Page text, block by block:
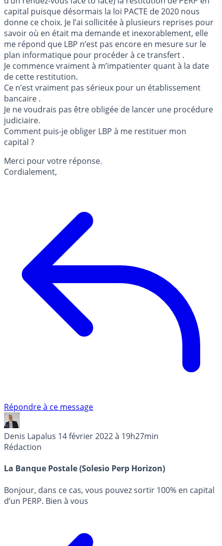
capital puisque désormais la loi PACTE de 2020 nous
donne ce choix. Je l’ai sollicitée à plusieurs reprises pour
savoir où en était ma demande et inexorablement, elle
me répond que LBP n’est pas encore en mesure sur le
plan informatique pour procéder à ce transfert .
Je commence vraiment à m’impatienter quant à la date
de cette restitution.
Ce n’est vraiment pas sérieux pour un établissement
bancaire .
Je ne voudrais pas être obligée de lancer une procédure
judiciaire.
Comment puis-je obliger LBP à me restituer mon
capital ?
Merci pour votre réponse.
Cordialement,
Répondre à ce message
Denis Lapalus 14 février 2022 à 19h27min
Rédaction
La Banque Postale (Solesio Perp Horizon)
Bonjour, dans ce cas, vous pouvez sortir 100% en capital
d’un PERP. Bien à vous